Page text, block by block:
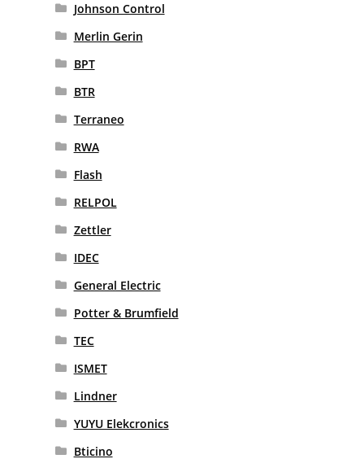
Johnson Control
Merlin Gerin
BPT
BTR
Terraneo
RWA
Flash
RELPOL
Zettler
IDEC
General Electric
Potter & Brumfield
TEC
ISMET
Lindner
YUYU Elekcronics
Bticino